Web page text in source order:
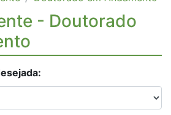
- Doutorado